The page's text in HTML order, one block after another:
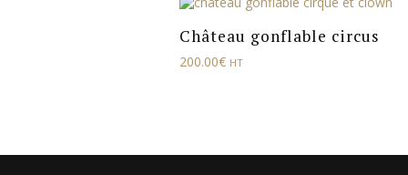
Château gonflable circus
200.00€ HT